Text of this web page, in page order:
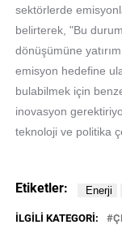
sektörlerde
belirterek, "Bu
dönüşümüne
emisyon hedefine
bulabilmek için
inovasyon
teknoloji ve politika
Etiketler:
İLGILI KATEGORI: